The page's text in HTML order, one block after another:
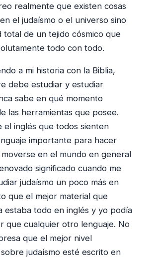
realmente que existen cosas
el judaísmo o el universo sino
total de un tejido cósmico que
todo con todo.
a mi historia con la Biblia,
debe estudiar y estudiar
sabe en qué momento
las herramientas que posee.
el inglés que todos sienten
importante para hacer
en el mundo en general
significado cuando me
judaísmo un poco más en
que el mejor material que
estaba todo en inglés y yo podía
que cualquier otro lenguaje. No
que el mejor nivel
judaísmo esté escrito en